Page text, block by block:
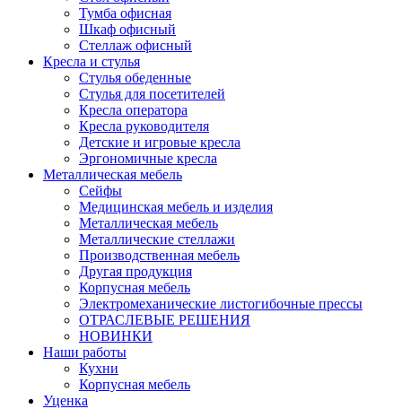
Тумба офисная
Шкаф офисный
Стеллаж офисный
Кресла и стулья
Стулья обеденные
Стулья для посетителей
Кресла оператора
Кресла руководителя
Детские и игровые кресла
Эргономичные кресла
Металлическая мебель
Сейфы
Медицинская мебель и изделия
Металлическая мебель
Металлические стеллажи
Производственная мебель
Другая продукция
Корпусная мебель
Электромеханические листогибочные прессы
ОТРАСЛЕВЫЕ РЕШЕНИЯ
НОВИНКИ
Наши работы
Кухни
Корпусная мебель
Уценка